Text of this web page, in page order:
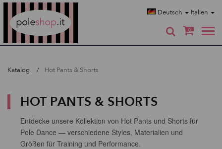
Deutsch Italien
0
Katalog Hot Pants & Shorts
HOT PANTS & SHORTS
Entdecke unsere Kollektion von Hot Pants und Shorts für
Pole Dance — verschiedene Styles, Materialien und
Größen für Training und Performance.